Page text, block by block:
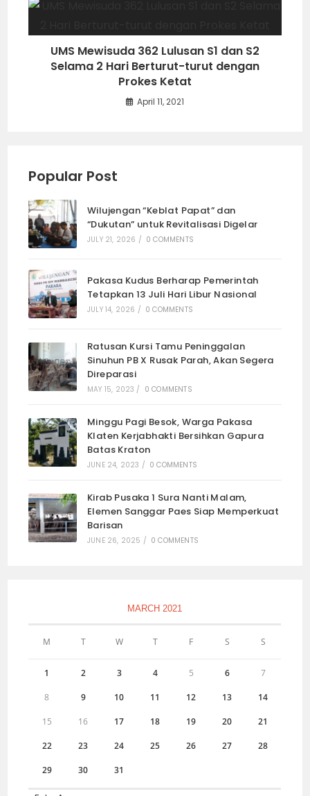
UMS Mewisuda 362 Lulusan S1 dan S2
Selama 2 Hari Berturut-turut dengan
Prokes Ketat
April 11, 2021
Popular Post
Wilujengan “Keblat Papat” dan
“Dukutan” untuk Revitalisasi Digelar
JULY 21, 2026 / 0 COMMENTS
Pakasa Kudus Berharap Pemerintah
Tetapkan 13 Juli Hari Libur Nasional
JULY 14, 2026 / 0 COMMENTS
Ratusan Kursi Tamu Peninggalan
Sinuhun PB X Rusak Parah, Akan Segera
Direparasi
MAY 15, 2023 / 0 COMMENTS
Minggu Pagi Besok, Warga Pakasa
Klaten Kerjabhakti Bersihkan Gapura
Batas Kraton
JUNE 24, 2023 / 0 COMMENTS
Kirab Pusaka 1 Sura Nanti Malam,
Elemen Sanggar Paes Siap Memperkuat
Barisan
JUNE 26, 2025 / 0 COMMENTS
MARCH 2021
M T W T F S S
1 2 3 4 5 6 7
8 9 10 11 12 13 14
15 16 17 18 19 20 21
22 23 24 25 26 27 28
29 30 31